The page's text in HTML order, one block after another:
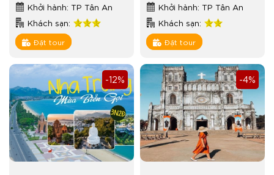
Khởi hành: TP Tân An
Khách sạn:
Đặt tour
Khởi hành: TP Tân An
Khách sạn:
Đặt tour
-12% -4%